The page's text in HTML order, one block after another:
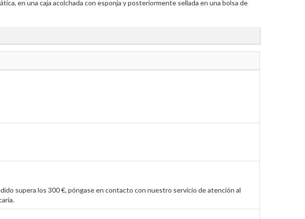
en una caja acolchada con esponja y posteriormente sellada en una bolsa de
supera los 300 €, póngase en contacto con nuestro servicio de atención al